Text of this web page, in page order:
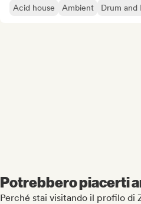
Acid house Ambient Drum and
Potrebbero piacerti
Perché stai visitando il profilo di